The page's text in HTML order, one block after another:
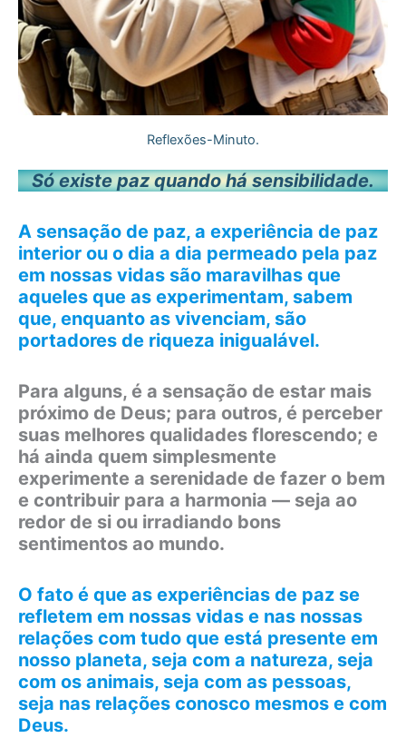
Reflexões-Minuto.
Só existe paz quando há sensibilidade.
A sensação de paz, a experiência de paz
interior ou o dia a dia permeado pela paz
em nossas vidas são maravilhas que
aqueles que as experimentam, sabem
que, enquanto as vivenciam, são
portadores de riqueza inigualável.
Para alguns, é a sensação de estar mais
próximo de Deus; para outros, é perceber
suas melhores qualidades florescendo; e
há ainda quem simplesmente
experimente a serenidade de fazer o bem
e contribuir para a harmonia — seja ao
redor de si ou irradiando bons
sentimentos ao mundo.
O fato é que as experiências de paz se
refletem em nossas vidas e nas nossas
relações com tudo que está presente em
nosso planeta, seja com a natureza, seja
com os animais, seja com as pessoas,
seja nas relações conosco mesmos e com
Deus.